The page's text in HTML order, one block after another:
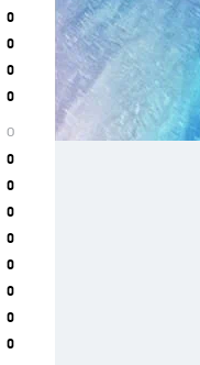
0
0
0
0
О
0
0
0
0
0
0
0
0